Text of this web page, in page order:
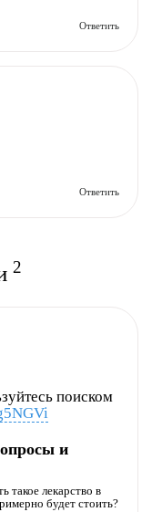
2
поиском
и
такое лекарство в
будет стоить?